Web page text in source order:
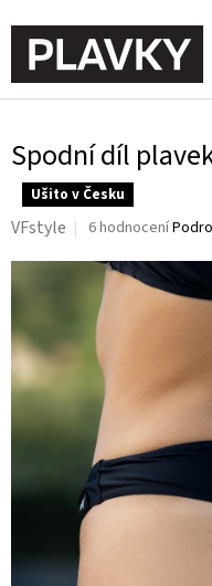
na
obsah
Spodní díl
Ušito v Česku
Průměrné
produktu
3,8
hvězdiček.
6 hodnocení
VFstyle